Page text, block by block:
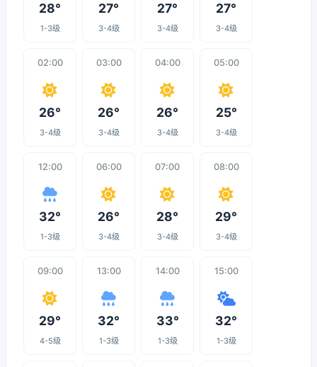
28°
1-3级
27°
3-4级
27°
3-4级
27°
3-4级
02:00
26°
3-4级
03:00
26°
3-4级
04:00
26°
3-4级
05:00
25°
3-4级
12:00
32°
1-3级
06:00
26°
3-4级
07:00
28°
3-4级
08:00
29°
3-4级
09:00
29°
4-5级
13:00
32°
1-3级
14:00
33°
1-3级
15:00
32°
1-3级